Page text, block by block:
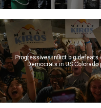
Progressives inflict big defeats
Democrats in US Colorado